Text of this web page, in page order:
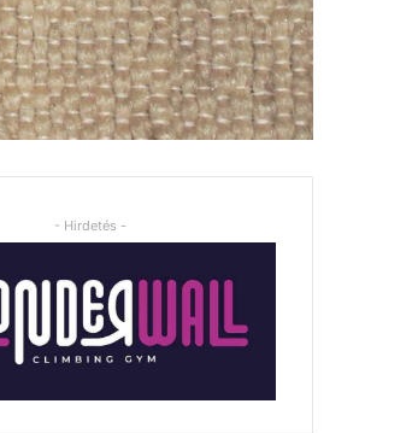
- Hirdetés -